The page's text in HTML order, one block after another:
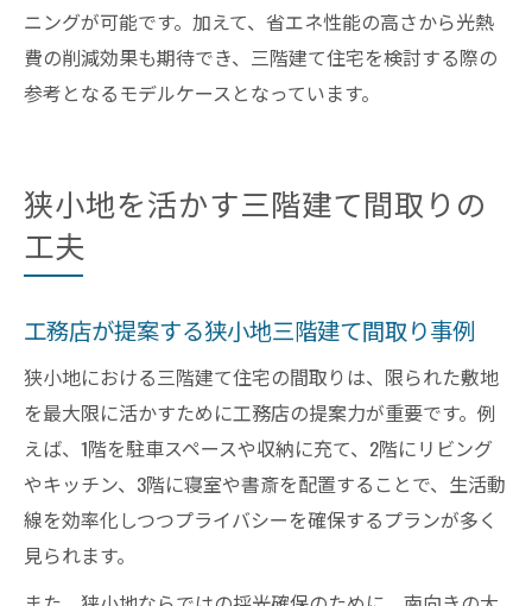
ニングが可能です。加えて、省エネ性能の高さから光熱
費の削減効果も期待でき、三階建て住宅を検討する際の
参考となるモデルケースとなっています。
狭小地を活かす三階建て間取りの
工夫
工務店が提案する狭小地三階建て間取り事例
狭小地における三階建て住宅の間取りは、限られた敷地
を最大限に活かすために工務店の提案力が重要です。例
えば、1階を駐車スペースや収納に充て、2階にリビング
やキッチン、3階に寝室や書斎を配置することで、生活動
線を効率化しつつプライバシーを確保するプランが多く
見られます。